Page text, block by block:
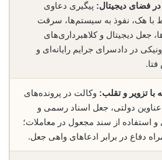
در فضای دیجیتال: پیگیری دعاوی
با هک، نفوذ به سیستم‌ها، سرقت
جعل دیجیتال و کلاهبرداری‌های
در دادسرای جرایم رایانه‌ای و
با تزویر و تقلب: وکالت در پرونده‌های
دولتی، جعل اسناد رسمی و
و استفاده از سند مجعول در معاملات؛
دفاع در برابر ادعاهای واهی جعل.